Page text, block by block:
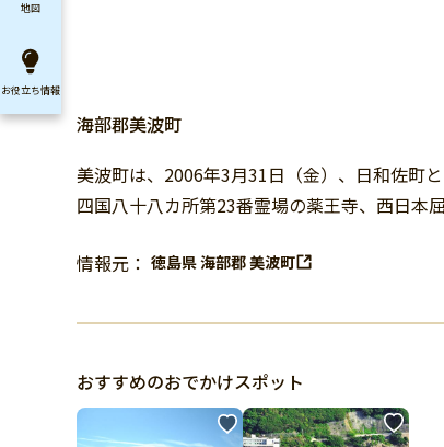
海部郡美波町
美波町は、2006年3月31日（金）、日和佐町
四国八十八カ所第23番霊場の薬王寺、西日本
情報元： 徳島県 海部郡 美波町
おすすめのおでかけスポット
地図
お役立ち情報